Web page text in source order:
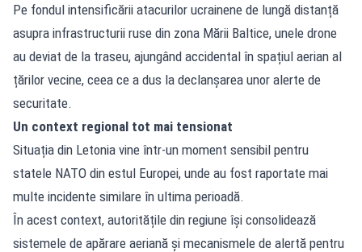
Pe fondul intensificării atacurilor ucrainene de lungă distanță
asupra infrastructurii ruse din zona Mării Baltice, unele drone
au deviat de la traseu, ajungând accidental în spațiul aerian al
țărilor vecine, ceea ce a dus la declanșarea unor alerte de
securitate.
Un context regional tot mai tensionat
Situația din Letonia vine într-un moment sensibil pentru
statele NATO din estul Europei, unde au fost raportate mai
multe incidente similare în ultima perioadă.
În acest context, autoritățile din regiune își consolidează
sistemele de apărare aeriană și mecanismele de alertă pentru